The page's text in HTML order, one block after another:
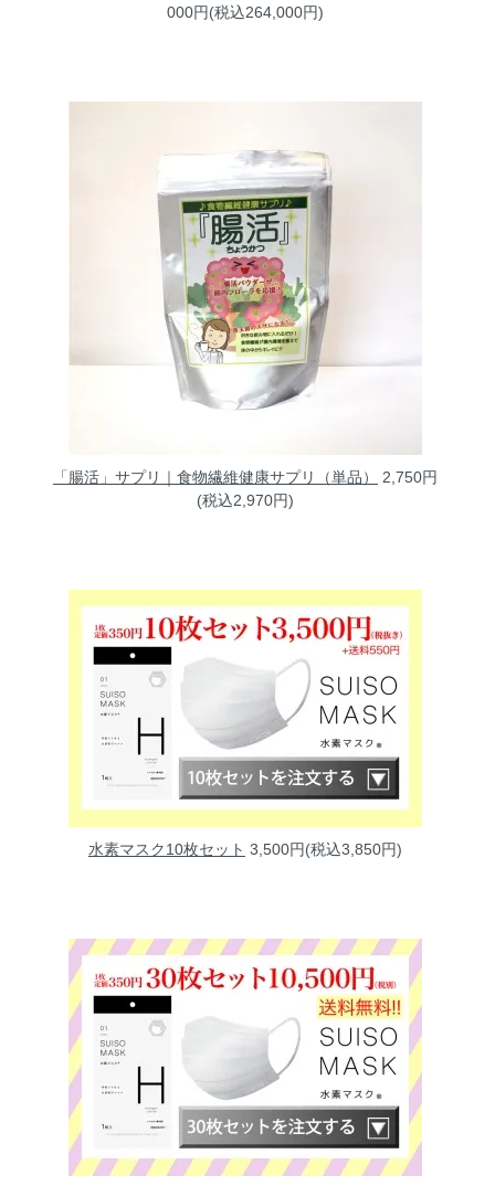
000円(税込264,000円)
「腸活」サプリ｜食物繊維健康サプリ（単品）
2,750円
(税込2,970円)
水素マスク10枚セット 3,500円(税込3,850円)